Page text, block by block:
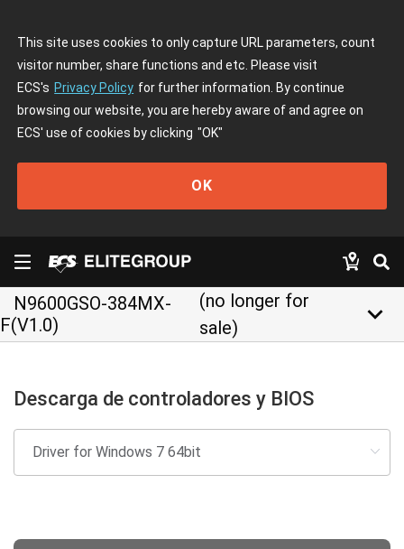
This site uses cookies to only capture URL parameters, count
visitor number, share functions and etc. Please visit
ECS's Privacy Policy for further information. By continue
browsing our website, you are hereby aware of and agree on
ECS' use of cookies by clicking "OK"
OK
N9600GSO-384MX-
F(V1.0)
(no longer for
sale)
keyboard_arrow_down
Descarga de controladores y BIOS